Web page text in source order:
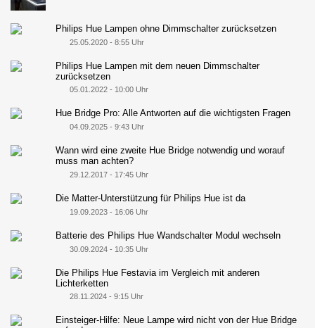
Philips Hue Lampen ohne Dimmschalter zurücksetzen
25.05.2020 - 8:55 Uhr
Philips Hue Lampen mit dem neuen Dimmschalter
zurücksetzen
05.01.2022 - 10:00 Uhr
Hue Bridge Pro: Alle Antworten auf die wichtigsten Fragen
04.09.2025 - 9:43 Uhr
Wann wird eine zweite Hue Bridge notwendig und worauf
muss man achten?
29.12.2017 - 17:45 Uhr
Die Matter-Unterstützung für Philips Hue ist da
19.09.2023 - 16:06 Uhr
Batterie des Philips Hue Wandschalter Modul wechseln
30.09.2024 - 10:35 Uhr
Die Philips Hue Festavia im Vergleich mit anderen
Lichterketten
28.11.2024 - 9:15 Uhr
Einsteiger-Hilfe: Neue Lampe wird nicht von der Hue Bridge